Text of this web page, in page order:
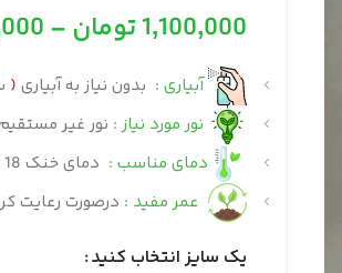
1,100,000تومان –
آبیاری : بدون نیاز به آبیاری (
نور مورد نیاز : نور غیر
دمای مناسب : دمای خنک 18 الی 23 درجه
عمر مفید : درصورت رعایت
یک سایز انتخاب کنید